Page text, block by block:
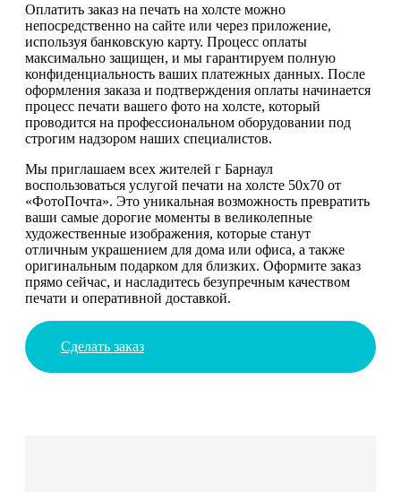
Оплатить заказ на печать на холсте можно
непосредственно на сайте или через приложение,
используя банковскую карту. Процесс оплаты
максимально защищен, и мы гарантируем полную
конфиденциальность ваших платежных данных. После
оформления заказа и подтверждения оплаты начинается
процесс печати вашего фото на холсте, который
проводится на профессиональном оборудовании под
строгим надзором наших специалистов.
Мы приглашаем всех жителей г Барнаул
воспользоваться услугой печати на холсте 50х70 от
«ФотоПочта». Это уникальная возможность превратить
ваши самые дорогие моменты в великолепные
художественные изображения, которые станут
отличным украшением для дома или офиса, а также
оригинальным подарком для близких. Оформите заказ
прямо сейчас, и насладитесь безупречным качеством
печати и оперативной доставкой.
Сделать заказ